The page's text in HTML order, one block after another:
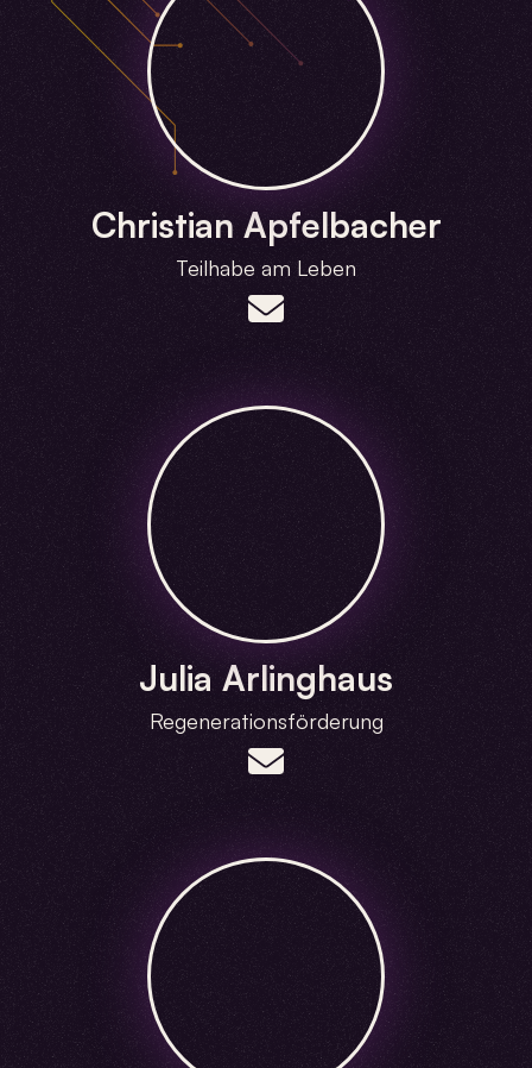
Christian Apfelbacher
Teilhabe am Leben
Julia Arlinghaus
Regenerationsförderung